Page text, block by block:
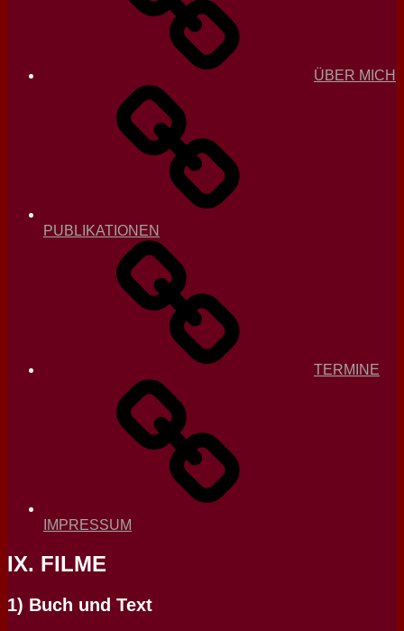
ÜBER MICH
PUBLIKATIONEN
TERMINE
IMPRESSUM
IX. FILME
1) Buch und Text